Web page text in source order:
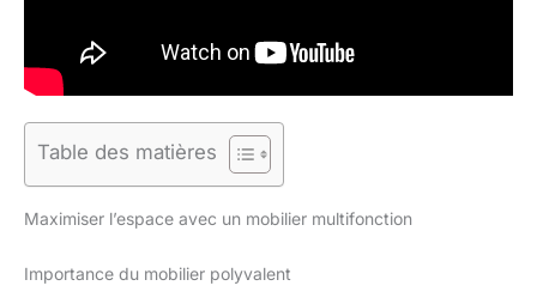
Table des matières
Maximiser l’espace avec un mobilier multifonction
Importance du mobilier polyvalent